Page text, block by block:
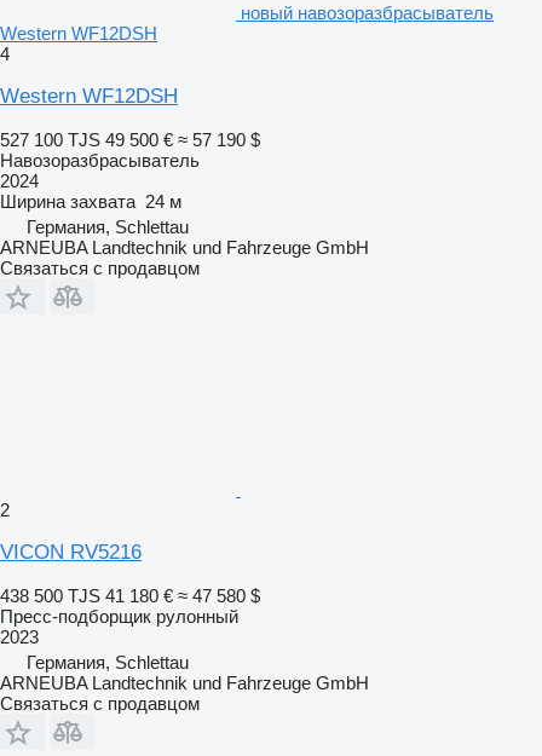
новый навозоразбрасыватель
Western WF12DSH
4
Western WF12DSH
527 100 TJS 49 500 € ≈ 57 190 $
Навозоразбрасыватель
2024
Ширина захвата 24 м
Германия, Schlettau
ARNEUBA Landtechnik und Fahrzeuge GmbH
Связаться с продавцом
2
VICON RV5216
438 500 TJS 41 180 € ≈ 47 580 $
Пресс-подборщик рулонный
2023
Германия, Schlettau
ARNEUBA Landtechnik und Fahrzeuge GmbH
Связаться с продавцом